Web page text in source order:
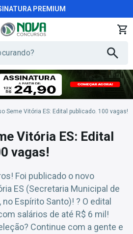
PREMIUM
Seme Vitória ES: Edital publicado. 100 vagas!
Vitória ES: Edital
vagas!
Foi publicado o novo
ES (Secretaria Municipal de
Espírito Santo)! ? O edital
salários de até R$ 6 mil!
Continue com a gente e